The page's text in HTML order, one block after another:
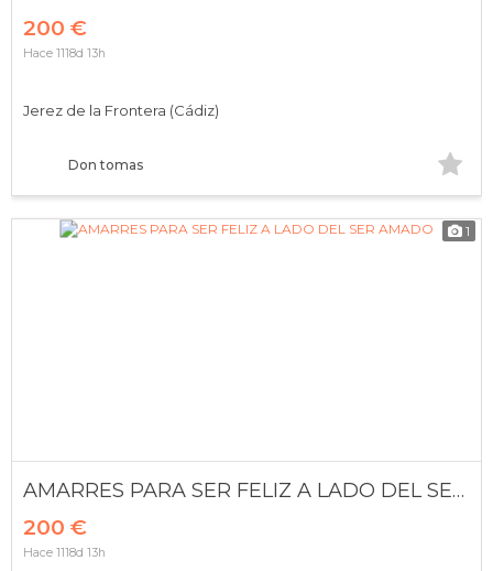
200 €
Don tomas
Jerez de la Frontera (Cádiz)
Hace 1118d 13h
1
AMARRES PARA SER FELIZ A LADO DEL SER AMADO
200 €
Hace 1118d 13h